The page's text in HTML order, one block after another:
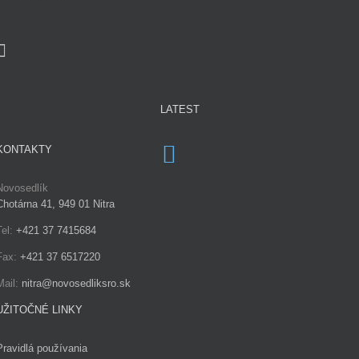
LATEST
41, 949 01 Nitra
+421 37 7415684
+421 37 6517220
nitra@novosedliksro.sk
LINKY
používania